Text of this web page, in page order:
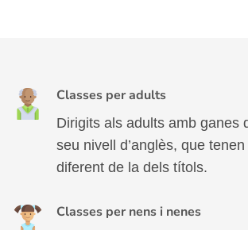
Classes per adults
Dirigits als adults amb ganes
seu nivell d’anglès, que
diferent de la dels títols.
Classes per nens i nenes